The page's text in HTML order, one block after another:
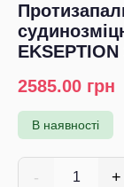
2585.00 грн
В наявності
- 1 +